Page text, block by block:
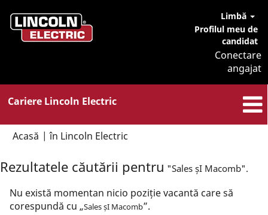
Limbă
Profilul meu de
candidat
Conectare
angajat
Cariere Lincoln Electric
Acasă | în Lincoln Electric
Rezultatele căutării pentru "Sales șI Macomb".
Nu există momentan nicio poziție vacantă care să
corespundă cu „Sales șI Macomb”.